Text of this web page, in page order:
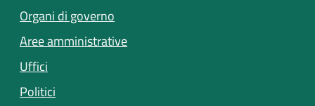
Organi di governo
Aree amministrative
Uffici
Politici